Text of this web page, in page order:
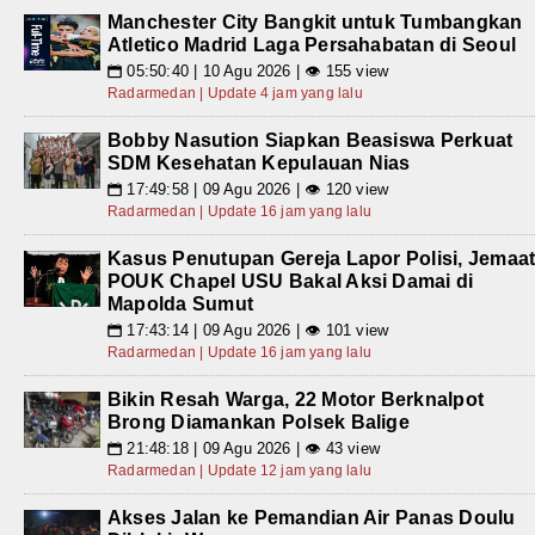
Manchester City Bangkit untuk Tumbangkan
Atletico Madrid Laga Persahabatan di Seoul
📅 05:50:40 | 10 Agu 2026 | 👁 155 view
Radarmedan | Update 4 jam yang lalu
Bobby Nasution Siapkan Beasiswa Perkuat
SDM Kesehatan Kepulauan Nias
📅 17:49:58 | 09 Agu 2026 | 👁 120 view
Radarmedan | Update 16 jam yang lalu
Kasus Penutupan Gereja Lapor Polisi, Jemaat
POUK Chapel USU Bakal Aksi Damai di
Mapolda Sumut
📅 17:43:14 | 09 Agu 2026 | 👁 101 view
Radarmedan | Update 16 jam yang lalu
Bikin Resah Warga, 22 Motor Berknalpot
Brong Diamankan Polsek Balige
📅 21:48:18 | 09 Agu 2026 | 👁 43 view
Radarmedan | Update 12 jam yang lalu
Akses Jalan ke Pemandian Air Panas Doulu